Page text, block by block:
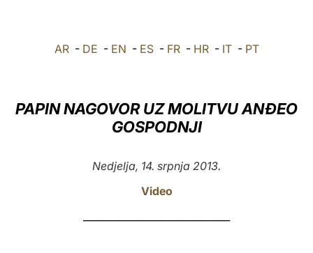
العربيّة
LATINE
AR- DE - EN - ES- FR- HR- IT- PT
PAPIN NAGOVOR UZ MOLITVU ANĐEO
GOSPODNJI
Nedjelja, 14. srpnja 2013.
Video